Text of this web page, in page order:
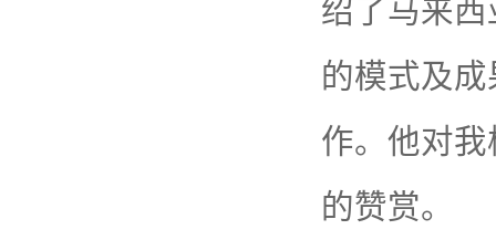
绍了马来
的模式及
作。他对
的赞赏。